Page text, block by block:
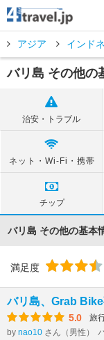
アジア インド
バリ島 その他の
治安・トラブル
ネット・Wi-Fi・携帯
チップ
バリ島 その他の基本
満足度
バリ島、Grab
5.0 旅
by nao10 さん（男性）